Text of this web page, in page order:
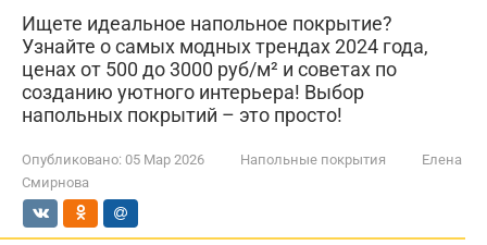
Ищете идеальное напольное покрытие?
Узнайте о самых модных трендах 2024 года,
ценах от 500 до 3000 руб/м² и советах по
созданию уютного интерьера! Выбор
напольных покрытий – это просто!
Опубликовано: 05 Мар 2026 Напольные покрытия
Елена
Смирнова